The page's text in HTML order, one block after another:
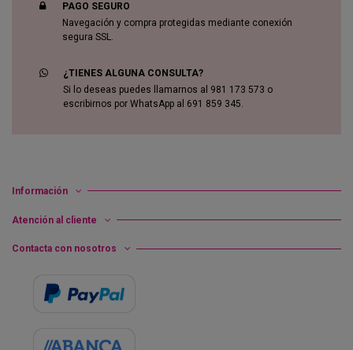
PAGO SEGURO
Navegación y compra protegidas mediante conexión
segura SSL.
¿TIENES ALGUNA CONSULTA?
Si lo deseas puedes llamarnos al 981 173 573 o
escribirnos por WhatsApp al 691 859 345.
Información
Atención al cliente
Contacta con nosotros